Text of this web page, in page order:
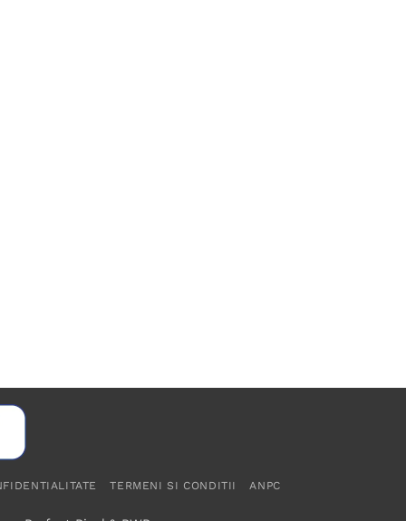
TERMENI SI CONDITII ANPC